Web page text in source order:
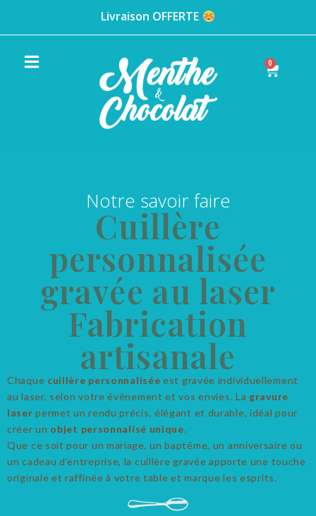
Livraison OFFERTE
0
Notre savoir faire
Cuillère
personnalisée
gravée au laser
Fabrication
artisanale
Chaque cuillère personnalisée est gravée individuellement
au laser, selon votre événement et vos envies. La gravure
laser permet un rendu précis, élégant et durable, idéal pour
créer un objet personnalisé unique.
Que ce soit pour un mariage, un baptême, un anniversaire ou
un cadeau d’entreprise, la cuillère gravée apporte une touche
originale et raffinée à votre table et marque les esprits.